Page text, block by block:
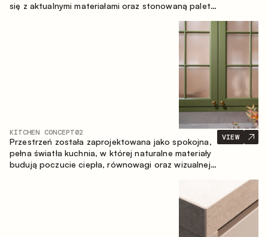
się z aktualnymi materiałami oraz stonowaną paletą
kompozycja zabudowy tworzy komfortową i
KITCHEN CONCEPT02
Przestrzeń została zaprojektowana jako spokojna,
pełna światła kuchnia, w której naturalne materiały
budują poczucie ciepła, równowagi oraz wizualnej
VIEW